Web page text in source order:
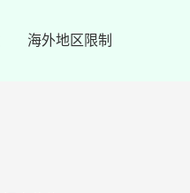
海外地区限制